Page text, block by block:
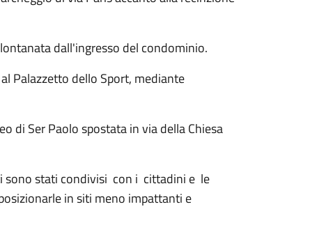
dall'ingresso del condominio.
Palazzetto dello Sport, mediante
di Ser Paolo spostata in via della Chiesa
sono stati condivisi con i cittadini e le
in siti meno impattanti e